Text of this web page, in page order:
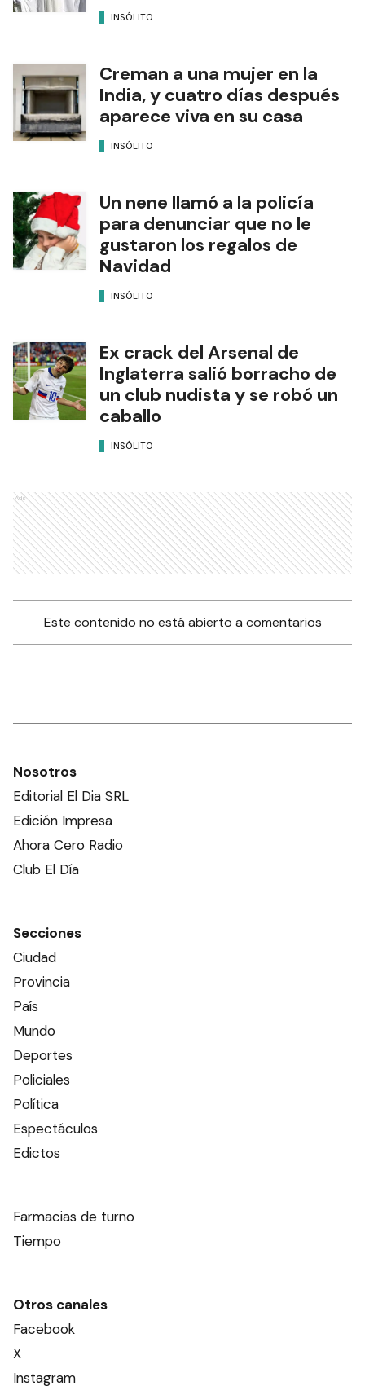
INSÓLITO
Creman a una mujer en la
India, y cuatro días después
aparece viva en su casa
INSÓLITO
Un nene llamó a la policía
para denunciar que no le
gustaron los regalos de
Navidad
INSÓLITO
Ex crack del Arsenal de
Inglaterra salió borracho de
un club nudista y se robó un
caballo
INSÓLITO
Ads
Este contenido no está abierto a comentarios
Nosotros
Editorial El Dia SRL
Edición Impresa
Ahora Cero Radio
Club El Día
Secciones
Ciudad
Provincia
País
Mundo
Deportes
Policiales
Política
Espectáculos
Edictos
Farmacias de turno
Tiempo
Otros canales
Facebook
X
Instagram